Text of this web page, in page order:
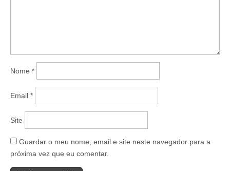
Nome *
Email *
Site
Guardar o meu nome, email e site neste navegador para a
próxima vez que eu comentar.